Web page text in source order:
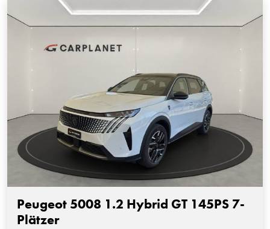
Peugeot 5008 1.2 Hybrid GT 145PS 7-
Plätzer